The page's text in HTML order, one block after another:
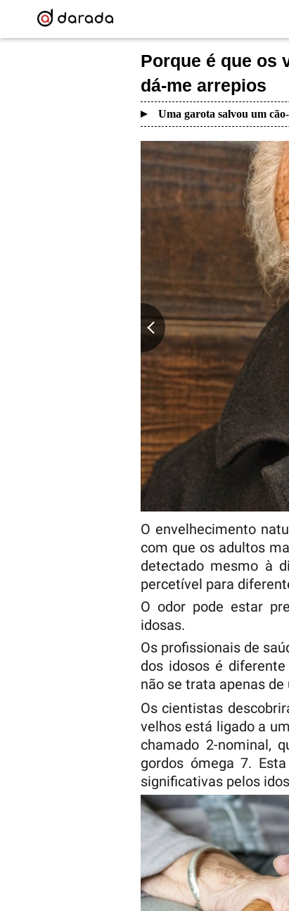
Porque é que os
dá-me arrepios
Uma garota salvou um
O envelhecimento
com que os adultos
detectado mesmo à
percetível para
O odor pode estar
idosas.
Os profissionais de
dos idosos é
não se trata apenas
Os cientistas
velhos está ligado a
chamado 2-nominal,
gordos ómega 7.
significativas pelos